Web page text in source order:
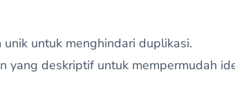
unik untuk menghindari duplikasi.
yang deskriptif untuk mempermudah